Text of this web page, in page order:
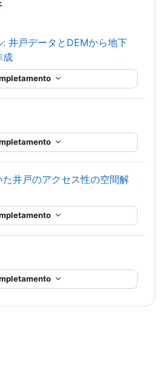
井戸データとDEMから地下
成Libro
井戸のアクセス性の空間解